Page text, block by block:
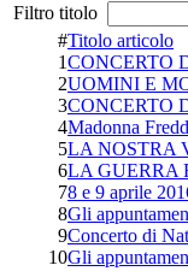
Filtro titolo
#Titolo articolo
1CONCERTO
2UOMINI E
3CONCERTO
4Madonna
5LA NOSTRA
6LA GUERRA
78 e 9 aprile
8Gli
9Concerto di
10Gli